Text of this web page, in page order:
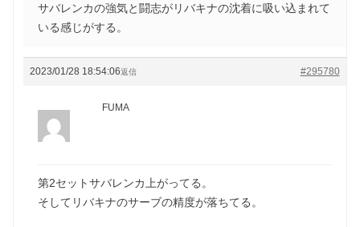
サバレンカの強気と闘志がリバキナの沈着に吸い込まれて
いる感じがする。
2023/01/28 18:54:06 #295780
返信
FUMA
第2セットサバレンカ上がってる。
そしてリバキナのサーブの精度が落ちてる。